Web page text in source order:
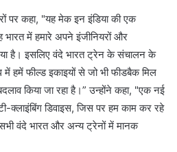
पर कहा, "यह मेक इन इंडिया की एक
भारत में हमारे अपने इंजीनियरों और
गया है। इसलिए वंदे भारत ट्रेन के संचालन के
हमें फील्ड इकाइयों से जो भी फीडबैक मिल
किया जा रहा है।” उन्होंने कहा, "एक नई
क्लाइंबिंग डिवाइस, जिस पर हम काम कर रहे
वंदे भारत और अन्य ट्रेनों में मानक